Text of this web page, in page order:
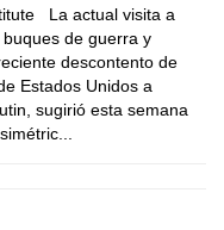
La actual visita a
de guerra y
descontento de
Estados Unidos a
sugirió esta semana